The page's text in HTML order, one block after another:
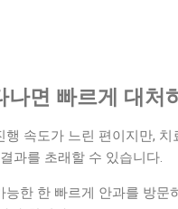
나면 빠르게 대처
행 속도가 느린 편이지만, 치
과를 초래할 수 있습니다.
능한 한 빠르게 안과를 방문